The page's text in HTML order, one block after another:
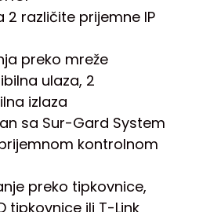
2 različite prijemne IP
preko mreže
ulaza, 2
izlaza
sa Sur-Gard System
kontrolnom
preko tipkovnice,
tipkovnice ili T-Link